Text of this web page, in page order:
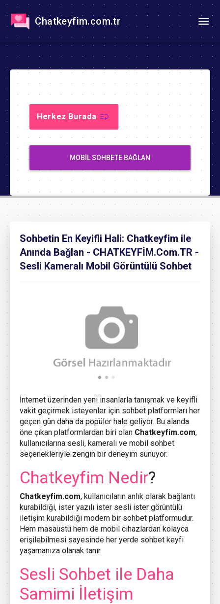
Chatkeyfim.com.tr
Herkez Burada
MOBIL SOHBETE BAĞLAN
Sohbetin En Keyifli Hali: Chatkeyfim ile
Anında Bağlan - CHATKEYFİM.Com.TR -
Sesli Kameralı Mobil Görüntülü Sohbet
İnternet üzerinden yeni insanlarla tanışmak ve keyifli
vakit geçirmek isteyenler için sohbet platformları her
geçen gün daha da popüler hale geliyor. Bu alanda
öne çıkan platformlardan biri olan Chatkeyfim.com,
kullanıcılarına sesli, kameralı ve mobil sohbet
seçenekleriyle zengin bir deneyim sunuyor.
Chatkeyfim Nedir?
Chatkeyfim.com, kullanıcıların anlık olarak bağlantı
kurabildiği, ister yazılı ister sesli ister görüntülü
iletişim kurabildiği modern bir sohbet platformudur.
Hem masaüstü hem de mobil cihazlardan kolayca
erişilebilmesi sayesinde her yerde sohbet keyfi
yaşamanıza olanak tanır.
Sesli Sohbet ile Daha
Samimi İletişim